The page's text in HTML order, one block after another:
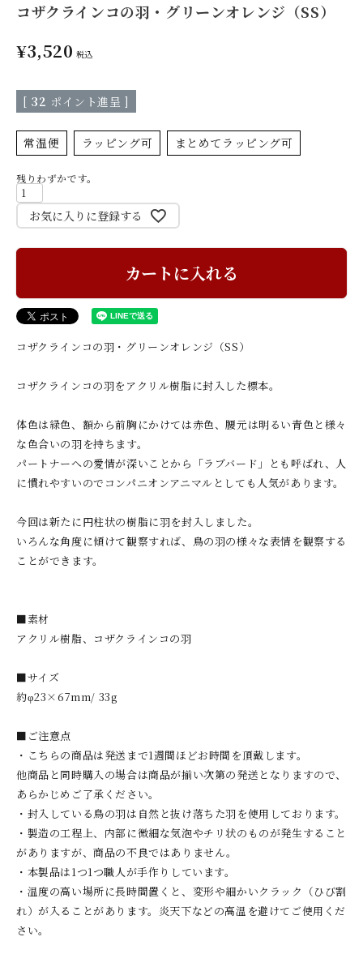
コザクラインコの羽・グリーンオレンジ（SS）
¥3,520 税込
[ 32 ポイント進呈 ]
常温便 ラッピング可 まとめてラッピング可
残りわずかです。
お気に入りに登録する
カートに入れる
コザクラインコの羽・グリーンオレンジ（SS）
コザクラインコの羽をアクリル樹脂に封入した標本。
体色は緑色、額から前胸にかけては赤色、腰元は明るい青色と様々
な色合いの羽を持ちます。
パートナーへの愛情が深いことから「ラブバード」とも呼ばれ、人
に慣れやすいのでコンパニオンアニマルとしても人気があります。
今回は新たに円柱状の樹脂に羽を封入しました。
いろんな角度に傾けて観察すれば、鳥の羽の様々な表情を観察する
ことができます。
■素材
アクリル樹脂、コザクラインコの羽
■サイズ
約φ23×67mm/ 33g
■ご注意点
・こちらの商品は発送まで1週間ほどお時間を頂戴します。
他商品と同時購入の場合は商品が揃い次第の発送となりますので、
あらかじめご了承ください。
・封入している鳥の羽は自然と抜け落ちた羽を使用しております。
・製造の工程上、内部に微細な気泡やチリ状のものが発生すること
がありますが、商品の不良ではありません。
・本製品は1つ1つ職人が手作りしています。
・温度の高い場所に長時間置くと、変形や細かいクラック（ひび割
れ）が入ることがあります。炎天下などの高温を避けてご使用くだ
さい。